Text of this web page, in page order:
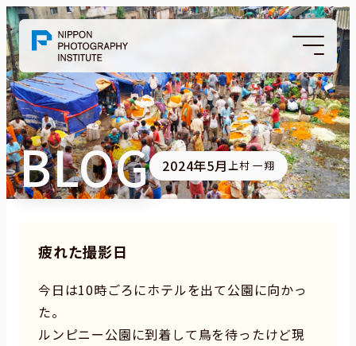
BLOG 2024年5月上村 一翔
疲れた撮影日
今日は10時ごろにホテルを出て公園に向かっ
た。
ルンピニー公園に到着して鳥を待ったけど現